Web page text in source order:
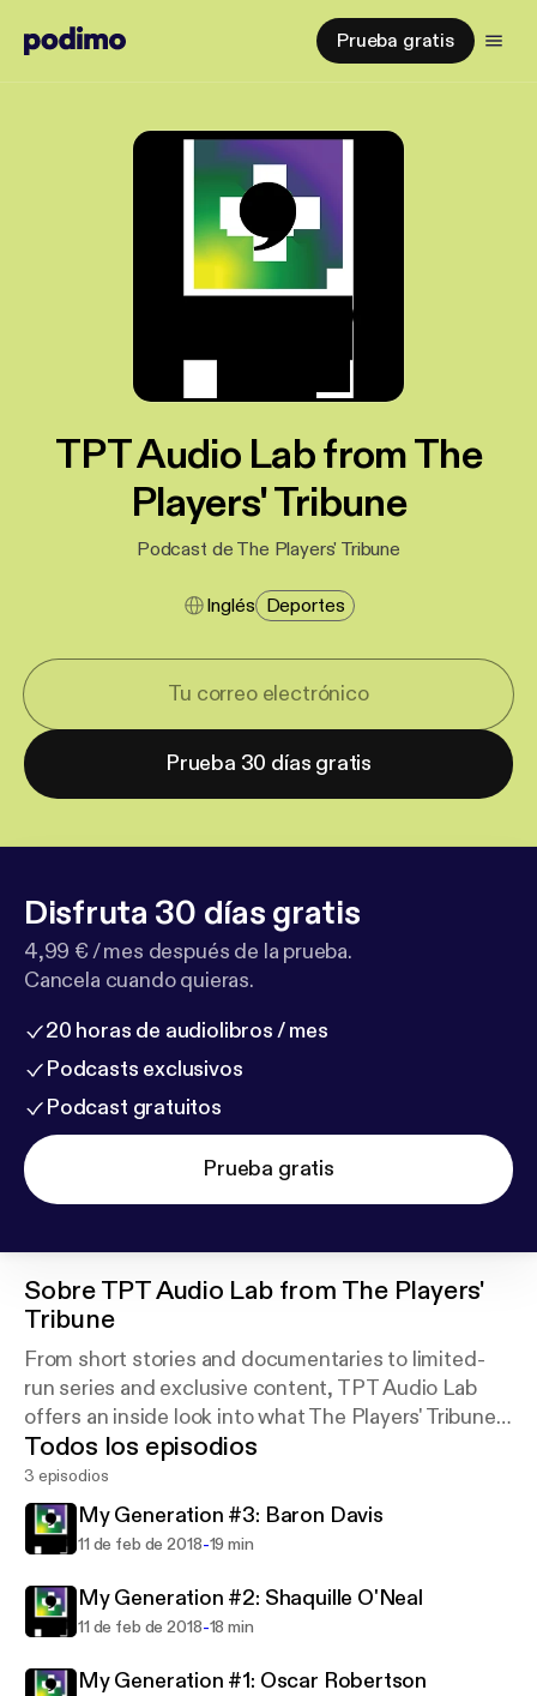
Prueba gratis
TPT Audio Lab from The
Players' Tribune
Podcast de The Players' Tribune
Inglés Deportes
Prueba 30 días gratis
Disfruta 30 días gratis
4,99 € / mes después de la prueba.
Cancela cuando quieras.
20 horas de audiolibros / mes
Podcasts exclusivos
Podcast gratuitos
Prueba gratis
SobreTPT Audio Lab from The Players'
Tribune
From short stories and documentaries to limited-
run series and exclusive content, TPT Audio Lab
offers an inside look into what The Players' Tribune
does best: provide the world's best athletes with
the tools to tell their own stories, in their own way.
Todos los episodios
3 episodios
My Generation #3: Baron Davis
11 de feb de 2018-19 min
My Generation #2: Shaquille O'Neal
11 de feb de 2018-18 min
My Generation #1: Oscar Robertson